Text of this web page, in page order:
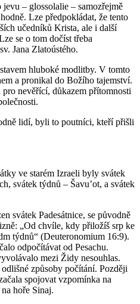
– glossolalie – samozřejmě
Lze předpokládat, že tento
učedníků Krista, ale i další
se o tom dočíst třeba
Jana Zlatoústého.
hluboké modlitby. V tomto
a pronikal do Božího tajemství.
nevěřící, důkazem přítomnosti
lidí, byli to poutníci, kteří přišli
ve starém Izraeli byly svátek
svátek týdnů – Šavu’ot, a svátek
svátek Padesátnice, se původně
„Od chvíle, kdy přiložíš srp ke
týdnů“ (Deuteronomium 16:9).
odpočítávat od Pesachu.
mezi Židy nesouhlas.
způsoby počítání. Později
spojovat vzpomínka na
hoře Sinaj.